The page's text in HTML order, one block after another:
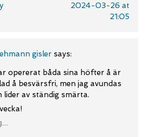
2024-03-26 at
21:05
gisler says:
opererat båda sina höfter å är
å besvärsfri, men jag avundas
lider av ständig smärta.